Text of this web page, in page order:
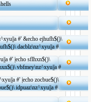
#' &echo ejhufh$()\
dacblz\nz^xyu||a #
#' |echo sflhxn$()\
vbfmey\nz^xyu||a #
#' |echo zocbue$()\
idpuaz\nz^xyu||a #